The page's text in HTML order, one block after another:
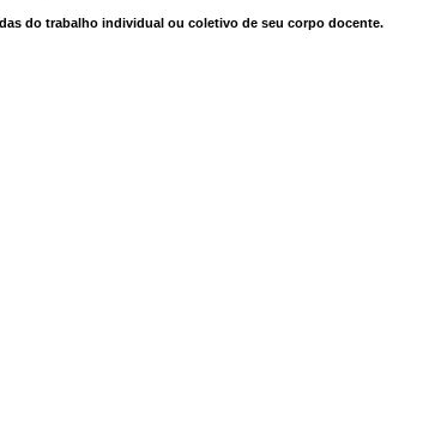
do trabalho individual ou coletivo de seu corpo docente.